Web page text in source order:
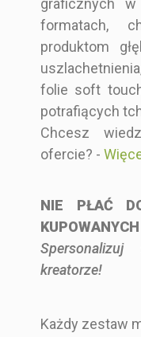
graficznych w
formatach,
produktom
folie soft
potrafiących
Chcesz
ofercie? -
NIE PŁAĆ
kreatorze!
Każdy zestaw